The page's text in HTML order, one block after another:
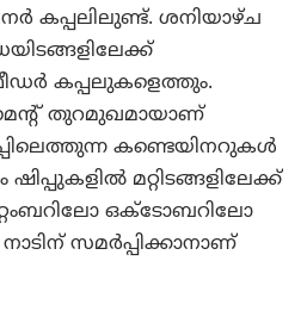
കപ്പലിലുണ്ട്. ശനിയാഴ്ച
കപ്പലുകളെത്തും.
തുറമുഖമായാണ്
കണ്ടെയിനറുകൾ
മറ്റിടങ്ങളിലേക്ക്
ഒക്ടോബറിലോ
സമർപ്പിക്കാനാണ്